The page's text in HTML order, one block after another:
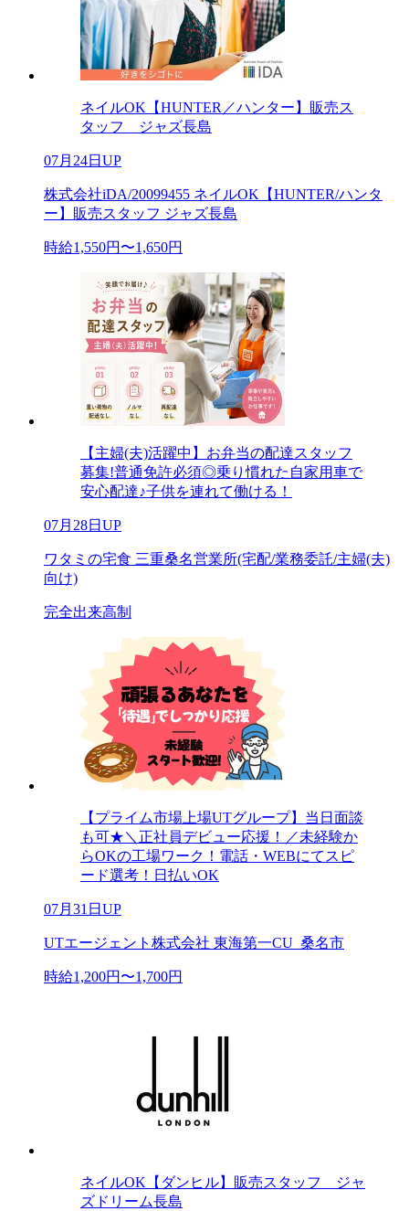
ネイルOK【HUNTER／ハンター】販売ス
タッフ ジャズ長島
07月24日UP
株式会社iDA/20099455 ネイルOK【HUNTER/ハンタ
ー】販売スタッフ ジャズ長島
時給1,550円〜1,650円
【主婦(夫)活躍中】お弁当の配達スタッフ
募集!普通免許必須◎乗り慣れた自家用車で
安心配達♪子供を連れて働ける！
07月28日UP
ワタミの宅食 三重桑名営業所(宅配/業務委託/主婦(夫)
向け)
完全出来高制
【プライム市場上場UTグループ】当日面談
も可★＼正社員デビュー応援！／未経験か
らOKの工場ワーク！電話・WEBにてスピ
ード選考！日払いOK
07月31日UP
UTエージェント株式会社 東海第一CU_桑名市
時給1,200円〜1,700円
ネイルOK【ダンヒル】販売スタッフ ジャ
ズドリーム長島